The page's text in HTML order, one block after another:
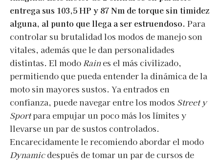
entrega sus 103,5 HP y 87 Nm de torque sin timidez
alguna, al punto que llega a ser estruendoso. Para
controlar su brutalidad los modos de manejo son
vitales, además que le dan personalidades
distintas. El modo Raines el más civilizado,
permitiendo que pueda entender la dinámica de la
moto sin mayores sustos. Ya entrados en
confianza, puede navegar entre los modos Street y
Sportpara empujar un poco más los límites y
llevarse un par de sustos controlados.
Encarecidamente le recomiendo abordar el modo
Dynamicdespués de tomar un par de cursos de